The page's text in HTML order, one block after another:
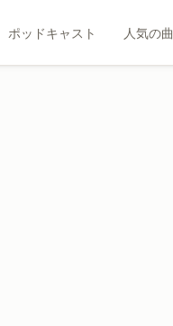
ポッドキャスト 人気の曲